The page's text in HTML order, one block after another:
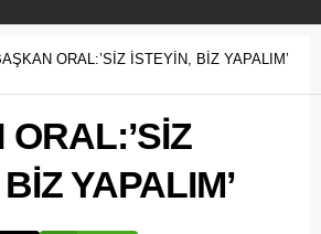
ORAL:’SİZ İSTEYİN, BİZ YAPALIM’
YAPALIM’